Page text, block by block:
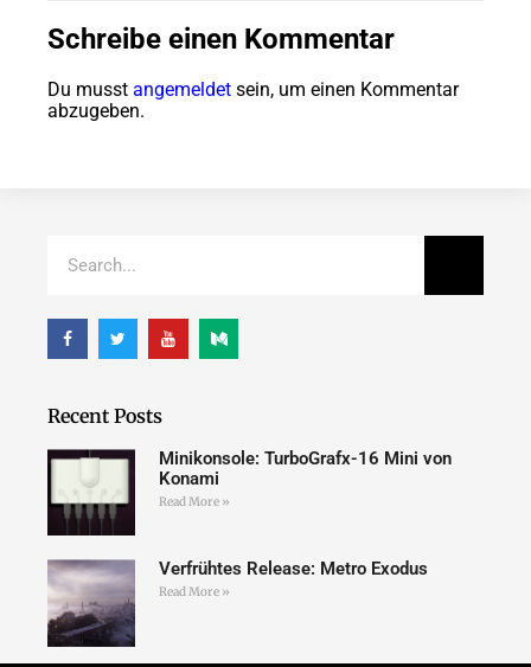
Schreibe einen Kommentar
Du musst angemeldet sein, um einen Kommentar
abzugeben.
Recent Posts
Minikonsole: TurboGrafx-16 Mini von
Konami
Read More »
Verfrühtes Release: Metro Exodus
Read More »